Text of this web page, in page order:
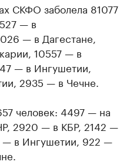
СКФО заболела 81077
— в
— в Дагестане,
10557 — в
— в Ингушетии,
2935 — в Чечне.
человек: 4497 — на
2920 — в КБР, 2142 —
— в Ингушетии, 922 —